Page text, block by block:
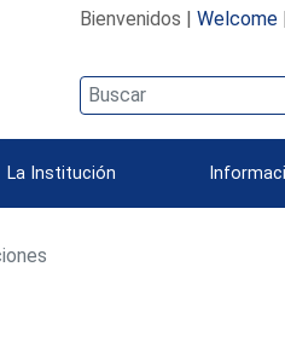
Bienvenidos | Welcome|
La Institución